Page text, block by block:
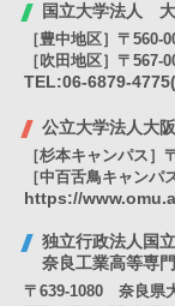
国立大学法人
［豊中地区］〒
［吹田地区］〒
TEL:06-6879-
公立大学法人大
［杉本キャンパス
［中百舌鳥キャン
https://
独立行政法人国
奈良工業高等専
〒639-1080 奈良県